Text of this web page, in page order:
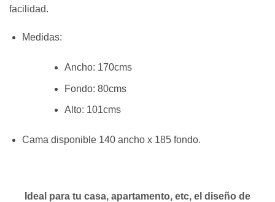
facilidad.
Medidas:
Ancho: 170cms
Fondo: 80cms
Alto: 101cms
Cama disponible 140 ancho x 185 fondo.
Ideal para tu casa, apartamento, etc, el diseño de